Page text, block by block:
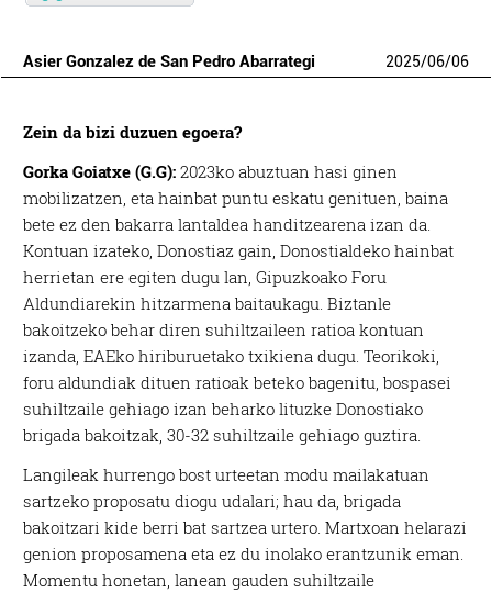
Asier Gonzalez de San Pedro Abarrategi 2025/06/06
Zein da bizi duzuen egoera?
Gorka Goiatxe (G.G): 2023ko abuztuan hasi ginen
mobilizatzen, eta hainbat puntu eskatu genituen, baina
bete ez den bakarra lantaldea handitzearena izan da.
Kontuan izateko, Donostiaz gain, Donostialdeko hainbat
herrietan ere egiten dugu lan, Gipuzkoako Foru
Aldundiarekin hitzarmena baitaukagu. Biztanle
bakoitzeko behar diren suhiltzaileen ratioa kontuan
izanda, EAEko hiriburuetako txikiena dugu. Teorikoki,
foru aldundiak dituen ratioak beteko bagenitu, bospasei
suhiltzaile gehiago izan beharko lituzke Donostiako
brigada bakoitzak, 30-32 suhiltzaile gehiago guztira.
Langileak hurrengo bost urteetan modu mailakatuan
sartzeko proposatu diogu udalari; hau da, brigada
bakoitzari kide berri bat sartzea urtero. Martxoan helarazi
genion proposamena eta ez du inolako erantzunik eman.
Momentu honetan, lanean gauden suhiltzaile